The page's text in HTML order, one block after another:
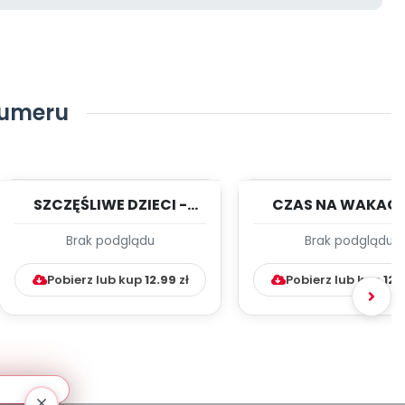
SZCZĘŚLIWE DZIECI -
PLAN PRACY WY...
Brak podglądu
Pobierz lub kup12.99 zł
CZAS NA
PLAN PRACY
Brak podglądu
Pobierz lub kup